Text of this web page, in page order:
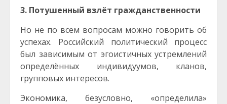
3. Потушенный взлёт гражданственности
Но не по всем вопросам можно говорить об
успехах. Российский политический процесс
был зависимым от эгоистичных устремлений
определённых индивидуумов, кланов,
групповых интересов.
Экономика, безусловно, «определила»